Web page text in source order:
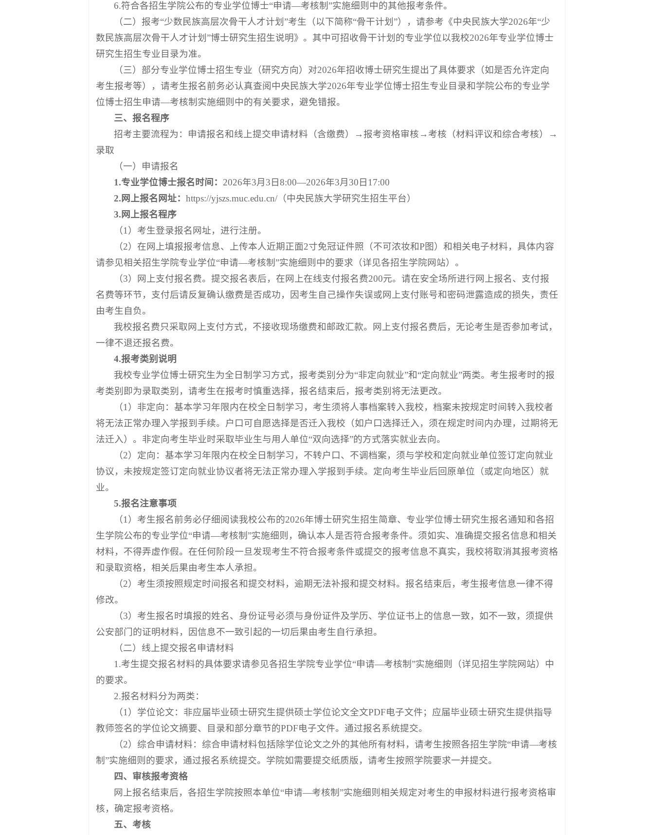
6.符合各招生学院公布的专业学位博士“申请—考核制”实施细则中的其他报考条件。
（二）报考“少数民族高层次骨干人才计划”考生（以下简称“骨干计划”），请参考《中央民族大学2026年“少
数民族高层次骨干人才计划”博士研究生招生说明》。其中可招收骨干计划的专业学位以我校2026年专业学位博士
研究生招生专业目录为准。
（三）部分专业学位博士招生专业（研究方向）对2026年招收博士研究生提出了具体要求（如是否允许定向
考生报考等），请考生报名前务必认真查阅中央民族大学2026年专业学位博士招生专业目录和学院公布的专业学
位博士招生申请—考核制实施细则中的有关要求，避免错报。
三、报名程序
招考主要流程为：申请报名和线上提交申请材料（含缴费）→报考资格审核→考核（材料评议和综合考核）→
录取
（一）申请报名
1.专业学位博士报名时间： 2026年3月3日8:00—2026年3月30日17:00
2.网上报名网址：https://yjszs.muc.edu.cn/（中央民族大学研究生招生平台）
3.网上报名程序
（1）考生登录报名网址，进行注册。
（2）在网上填报报考信息、上传本人近期正面2寸免冠证件照（不可浓妆和P图）和相关电子材料，具体内容
请参见相关招生学院专业学位“申请—考核制”实施细则中的要求（详见各招生学院网站）。
（3）网上支付报名费。提交报名表后，在网上在线支付报名费200元。请在安全场所进行网上报名、支付报
名费等环节，支付后请反复确认缴费是否成功，因考生自己操作失误或网上支付账号和密码泄露造成的损失，责任
由考生自负。
我校报名费只采取网上支付方式，不接收现场缴费和邮政汇款。网上支付报名费后，无论考生是否参加考试，
一律不退还报名费。
4.报考类别说明
我校专业学位博士研究生为全日制学习方式，报考类别分为“非定向就业”和“定向就业”两类。考生报考时的报
考类别即为录取类别，请考生在报考时慎重选择，报名结束后，报考类别将无法更改。
（1）非定向：基本学习年限内在校全日制学习，考生须将人事档案转入我校，档案未按规定时间转入我校者
将无法正常办理入学报到手续。户口可自愿选择是否迁入我校（如户口选择迁入，须在规定时间内办理，过期将无
法迁入）。非定向考生毕业时采取毕业生与用人单位“双向选择”的方式落实就业去向。
（2）定向：基本学习年限内在校全日制学习，不转户口、不调档案，须与学校和定向就业单位签订定向就业
协议，未按规定签订定向就业协议者将无法正常办理入学报到手续。定向考生毕业后回原单位（或定向地区）就
业。
5.报名注意事项
（1）考生报名前务必仔细阅读我校公布的2026年博士研究生招生简章、专业学位博士研究生报名通知和各招
生学院公布的专业学位“申请—考核制”实施细则，确认本人是否符合报考条件。须如实、准确提交报名信息和相关
材料，不得弄虚作假。在任何阶段一旦发现考生不符合报考条件或提交的报考信息不真实，我校将取消其报考资格
和录取资格，相关后果由考生本人承担。
（2）考生须按照规定时间报名和提交材料，逾期无法补报和提交材料。报名结束后，考生报考信息一律不得
修改。
（3）考生报名时填报的姓名、身份证号必须与身份证件及学历、学位证书上的信息一致，如不一致，须提供
公安部门的证明材料，因信息不一致引起的一切后果由考生自行承担。
（二）线上提交报名申请材料
1.考生提交报名材料的具体要求请参见各招生学院专业学位“申请—考核制”实施细则（详见招生学院网站）中
的要求。
2.报名材料分为两类：
（1）学位论文：非应届毕业硕士研究生提供硕士学位论文全文PDF电子文件；应届毕业硕士研究生提供指导
教师签名的学位论文摘要、目录和部分章节的PDF电子文件。通过报名系统提交。
（2）综合申请材料：综合申请材料包括除学位论文之外的其他所有材料，请考生按照各招生学院“申请—考核
制”实施细则的要求，通过报名系统提交。学院如需要提交纸质版，请考生按照学院要求一并提交。
四、审核报考资格
网上报名结束后，各招生学院按照本单位“申请—考核制”实施细则相关规定对考生的申报材料进行报考资格审
核，确定报考资格。
五、考核